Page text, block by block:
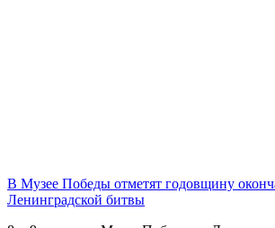
В Музее Победы отметят годовщину
Ленинградской битвы